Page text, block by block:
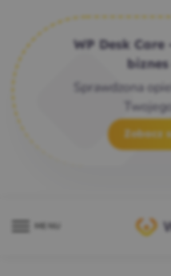
WP Desk
Sprawdzona
Zobacz